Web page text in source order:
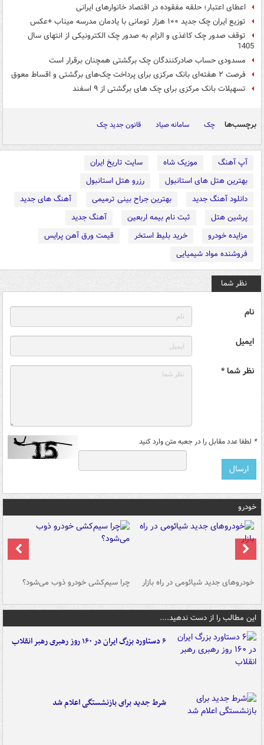
اعطای اعتبار؛ حلقه مفقوده در اقتصاد خانوارهای ایرانی
توزیع ایران چک جدید ۱۰۰ هزار تومانی با یادمان مدرسه میناب +عکس
توقف صدور چک کاغذی و الزام به صدور چک الکترونیکی از انتهای سال
1405
مسدودی حساب صادرکنندگان چک برگشتی همچنان برقرار است
فرصت ۲ هفته‌ای بانک مرکزی برای پرداخت چک‌های برگشتی و اقساط معوق
تسهیلات بانک مرکزی برای چک های برگشتی از ۹ اسفند
برچسب‌ها چک سامانه صیاد قانون جدید چک
آپ آهنگ موزیک شاه
سایت تاریخ ایران
بهترین هتل های استانبول
رزرو هتل استانبول
دانلود آهنگ جدید
بهترین جراح بینی ترمیمی
آهنگ های جدید
پرشین هتل
ثبت نام بیمه اربعین
آهنگ جدید
مزایده خودرو
خرید بلیط استخر
قیمت ورق آهن پرایس
فروشنده مواد شیمیایی
نظر شما
نام
ایمیل
نظر شما *
* لطفا عدد مقابل را در جعبه متن وارد کنید
خودرو
خودروهای جدید شیائومی در راه بازار چرا سیم‌کشی خودرو ذوب می‌شود؟
این مطالب را از دست ندهید....
۶ دستاورد بزرگ ایران در ۱۶۰ روز رهبری رهبر انقلاب
شرط جدید برای بازنشستگی اعلام شد